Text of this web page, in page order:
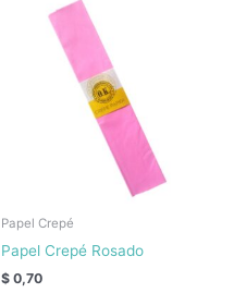
Papel Crepé
Papel Crepé Rosado
$ 0,70